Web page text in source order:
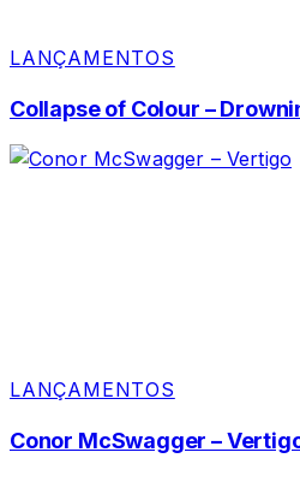
LANÇAMENTOS
Collapse of Colour –
LANÇAMENTOS
Conor McSwagger –